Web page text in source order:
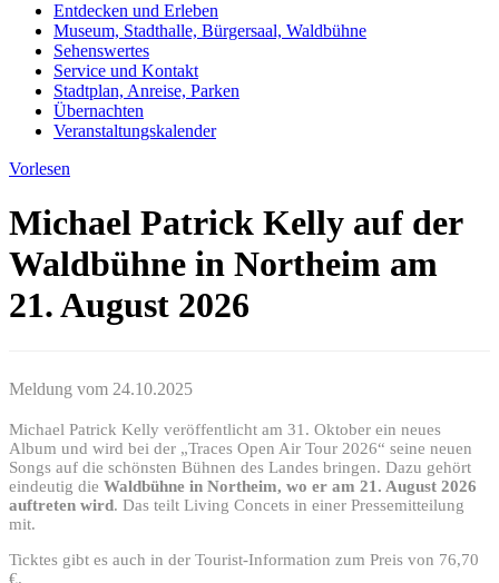
Entdecken und Erleben
Museum, Stadthalle, Bürgersaal, Waldbühne
Sehenswertes
Service und Kontakt
Stadtplan, Anreise, Parken
Übernachten
Veranstaltungskalender
Vorlesen
Michael Patrick Kelly auf der
Waldbühne in Northeim am
21. August 2026
Meldung vom 24.10.2025
Michael Patrick Kelly veröffentlicht am 31. Oktober ein neues
Album und wird bei der „Traces Open Air Tour 2026“ seine neuen
Songs auf die schönsten Bühnen des Landes bringen. Dazu gehört
eindeutig die Waldbühne in Northeim, wo er am 21. August 2026
auftreten wird. Das teilt Living Concets in einer Pressemitteilung
mit.
Ticktes gibt es auch in der Tourist-Information zum Preis von 76,70
€.